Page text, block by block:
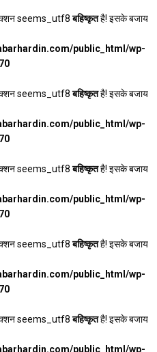
seems_utf8बहिष्कृतहै! इसके बजाय
public_html/wp-
seems_utf8बहिष्कृतहै! इसके बजाय
public_html/wp-
seems_utf8बहिष्कृतहै! इसके बजाय
public_html/wp-
seems_utf8बहिष्कृतहै! इसके बजाय
public_html/wp-
seems_utf8बहिष्कृतहै! इसके बजाय
public_html/wp-